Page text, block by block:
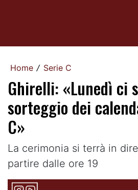
Home / Serie C
Ghirelli: «Lunedì ci
sorteggio dei
C»
La cerimonia si terrà in
partire dalle ore 19